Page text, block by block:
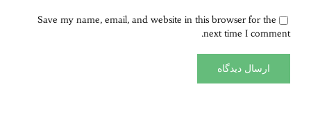
Save my name, email, and website in this browser for the
next time I comment.